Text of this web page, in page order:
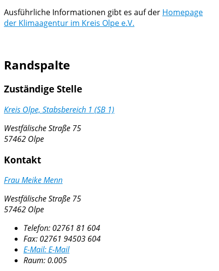
Ausführliche Informationen gibt es auf der Homepage
der Klimaagentur im Kreis Olpe e.V.
Randspalte
Zuständige Stelle
Kreis Olpe, Stabsbereich 1 (SB 1)
Westfälische Straße 75
57462 Olpe
Kontakt
Frau Meike Menn
Westfälische Straße 75
57462 Olpe
Telefon: 02761 81 604
Fax: 02761 94503 604
E-Mail:E-Mail
Raum: 0.005